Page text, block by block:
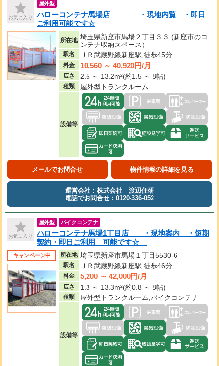
お気に入り
屋外型
ハローコンテナ馬場店 ・現地内覧 ・即日
ご利用可能です☆
所在地 埼玉県新座市馬場２丁目３３ (新座市のコ
ンテナ収納スペース）
駅名 ＪＲ武蔵野線新座駅 徒歩45分
料金 10,560 ～ 40,920円/月
広さ 2.5 ～ 13.2m²(約1.5 ～ 8帖)
種類 屋外型トランクルーム
設備等
メールでお問合せ 物件情報の詳細を見る
運営会社：株式会社 渡辺住研
電話でお問合せ：0120-336-052
お気に入り
屋外型 バイクコンテナ
ハローコンテナ馬場1丁目店 ・現地案内 ・短期
契約・即日ご利用 可能です☆
キャンペーン中 所在地 埼玉県新座市馬場１丁目5530-6
駅名 ＪＲ武蔵野線新座駅 徒歩46分
料金 5,200 ～ 42,000円/月
広さ 1.3 ～ 13.3m²(約0.8 ～ 8帖)
種類 屋外型トランクルーム,バイクコンテナ
設備等